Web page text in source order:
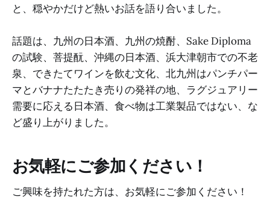
と、穏やかだけど熱いお話を語り合いました。
話題は、九州の日本酒、九州の焼酎、Sake Diploma
の試験、菩提酛、沖縄の日本酒、浜大津朝市での不老
泉、できたてワインを飲む文化、北九州はパンチパー
マとバナナたたたき売りの発祥の地、ラグジュアリー
需要に応える日本酒、食べ物は工業製品ではない、な
ど盛り上がりました。
お気軽にご参加ください！
ご興味を持たれた方は、お気軽にご参加ください！